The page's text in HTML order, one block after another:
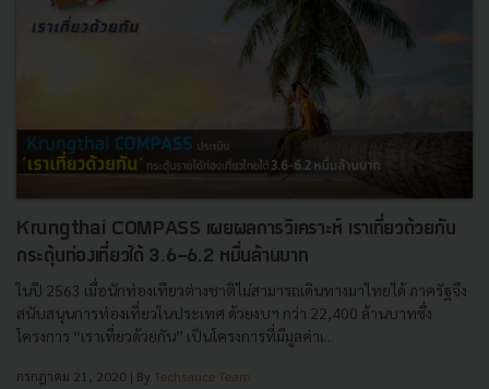
Krungthai COMPASS เผยผลการวิเคราะห์ เราเที่ยวด้วยกัน
กระตุ้นท่องเที่ยวได้ 3.6-6.2 หมื่นล้านบาท
ในปี 2563 เมื่อนักท่องเทียวต่างชาติไม่สามารถเดินทางมาไทยได้ ภาครัฐจึง
สนับสนุนการท่องเที่ยวในประเทศ ด้วยงบฯ กว่า 22,400 ล้านบาทซึ่ง
โครงการ “เราเที่ยวด้วยกัน” เป็นโครงการที่มีมูลค่าเ...
กรกฎาคม 21, 2020 | By Techsauce Team